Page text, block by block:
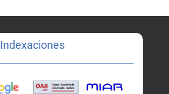
Indexaciones